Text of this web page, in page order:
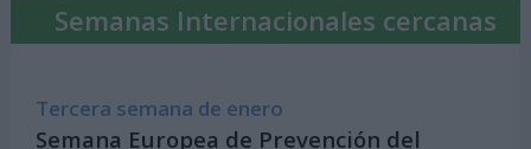
Semanas Internacionales cercanas
Tercera semana de enero
Semana Europea de Prevención del